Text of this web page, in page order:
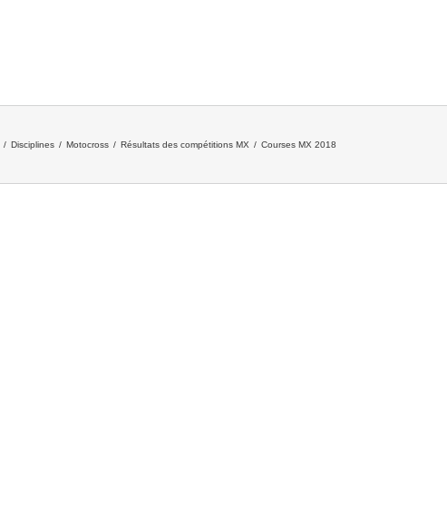
/ Disciplines / Motocross / Résultats des compétitions MX / Courses MX 2018